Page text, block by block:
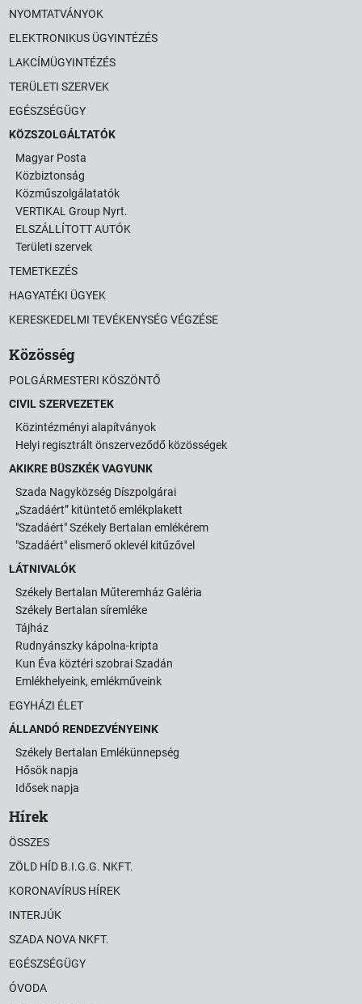
NYOMTATVÁNYOK
ELEKTRONIKUS ÜGYINTÉZÉS
LAKCÍMÜGYINTÉZÉS
TERÜLETI SZERVEK
EGÉSZSÉGÜGY
KÖZSZOLGÁLTATÓK
Magyar Posta
Közbiztonság
Közműszolgálatatók
VERTIKAL Group Nyrt.
ELSZÁLLÍTOTT AUTÓK
Területi szervek
TEMETKEZÉS
HAGYATÉKI ÜGYEK
KERESKEDELMI TEVÉKENYSÉG VÉGZÉSE
Közösség
POLGÁRMESTERI KÖSZÖNTŐ
CIVIL SZERVEZETEK
Közintézményi alapítványok
Helyi regisztrált önszerveződő közösségek
AKIKRE BÜSZKÉK VAGYUNK
Szada Nagyközség Díszpolgárai
„Szadáért” kitüntető emlékplakett
"Szadáért" Székely Bertalan emlékérem
"Szadáért" elismerő oklevél kitűzővel
LÁTNIVALÓK
Székely Bertalan Műteremház Galéria
Székely Bertalan síremléke
Tájház
Rudnyánszky kápolna-kripta
Kun Éva köztéri szobrai Szadán
Emlékhelyeink, emlékműveink
EGYHÁZI ÉLET
ÁLLANDÓ RENDEZVÉNYEINK
Székely Bertalan Emlékünnepség
Hősök napja
Idősek napja
Hírek
ÖSSZES
ZÖLD HÍD B.I.G.G. NKFT.
KORONAVÍRUS HÍREK
INTERJÚK
SZADA NOVA NKFT.
EGÉSZSÉGÜGY
ÓVODA